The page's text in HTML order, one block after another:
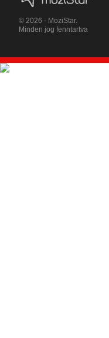
© 2026 - MoziStar.
Minden jog fenntartva